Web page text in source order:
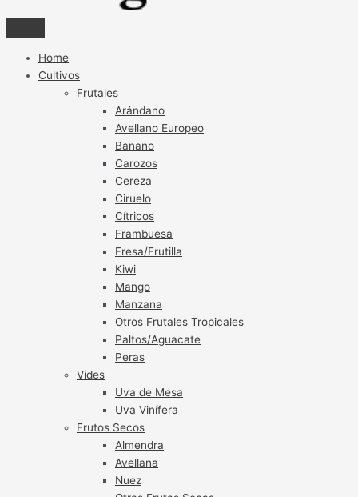
Home
Cultivos
Frutales
Arándano
Avellano Europeo
Banano
Carozos
Cereza
Ciruelo
Cítricos
Frambuesa
Fresa/Frutilla
Kiwi
Mango
Manzana
Otros Frutales Tropicales
Paltos/Aguacate
Peras
Vides
Uva de Mesa
Uva Vinífera
Frutos Secos
Almendra
Avellana
Nuez